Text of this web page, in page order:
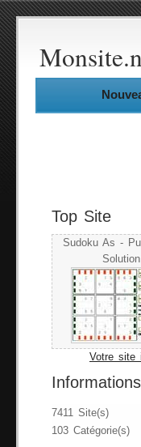
Top Site
Sudoku As -
Solution
Votre site
Informations
7411 Site(s)
103 Catégorie(s)